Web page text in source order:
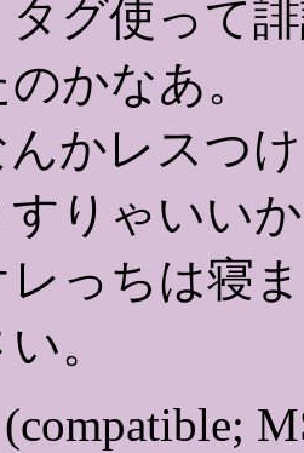
グ使って
かなあ。
かレスつ
すりゃいい
レっちは寝
。